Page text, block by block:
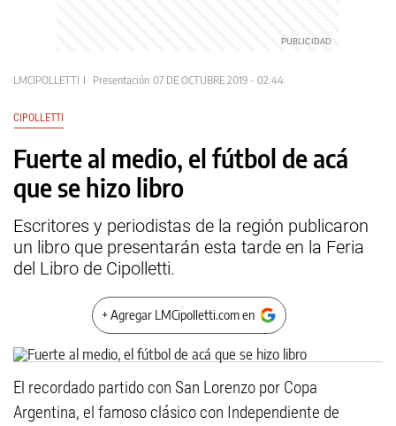
LMCIPOLLETTI Presentación 07 DE OCTUBRE 2019 - 02:44
CIPOLLETTI
Fuerte al medio, el fútbol de acá
que se hizo libro
Escritores y periodistas de la región publicaron
un libro que presentarán esta tarde en la Feria
del Libro de Cipolletti.
+ Agregar LMCipolletti.com en
El recordado partido con San Lorenzo por Copa
Argentina, el famoso clásico con Independiente de